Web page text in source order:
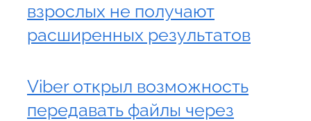
взрослых не получают
расширенных результатов
Viber открыл возможность
передавать файлы через